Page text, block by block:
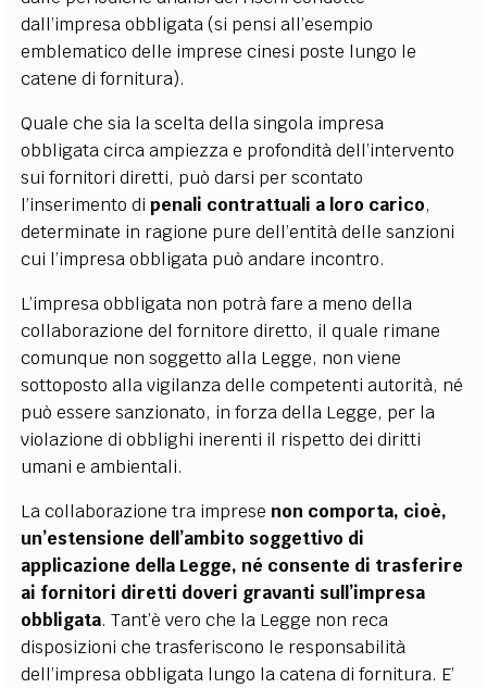
dall’impresa obbligata (si pensi all’esempio
emblematico delle imprese cinesi poste lungo le
catene di fornitura).
Quale che sia la scelta della singola impresa
obbligata circa ampiezza e profondità dell’intervento
sui fornitori diretti, può darsi per scontato
l’inserimento dipenali contrattuali a loro carico,
determinate in ragione pure dell’entità delle sanzioni
cui l’impresa obbligata può andare incontro.
L’impresa obbligata non potrà fare a meno della
collaborazione del fornitore diretto, il quale rimane
comunque non soggetto alla Legge, non viene
sottoposto alla vigilanza delle competenti autorità, né
può essere sanzionato, in forza della Legge, per la
violazione di obblighi inerenti il rispetto dei diritti
umani e ambientali.
La collaborazione tra imprese non comporta, cioè,
un’estensione dell’ambito soggettivo di
applicazione della Legge, né consente di trasferire
ai fornitori diretti doveri gravanti sull’impresa
obbligata. Tant’è vero che la Legge non reca
disposizioni che trasferiscono le responsabilità
dell’impresa obbligata lungo la catena di fornitura. E’